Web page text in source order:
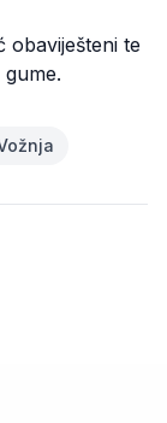
obaviješteni te